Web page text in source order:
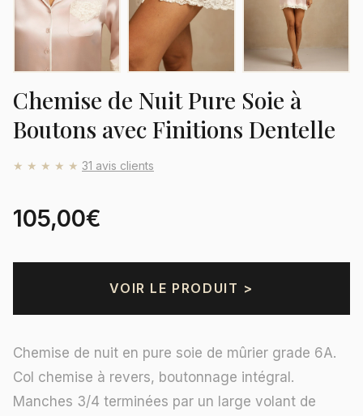
Chemise de Nuit Pure Soie à
Boutons avec Finitions Dentelle
★★★★★ 31 avis clients
105,00€
VOIR LE PRODUIT >
Chemise de nuit en pure soie de mûrier grade 6A.
Col chemise à revers, boutonnage intégral.
Manches 3/4 terminées par un large volant de